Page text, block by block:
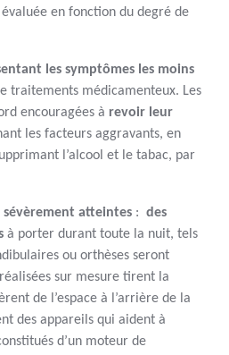
en fonction du degré de
les symptômes les moins
traitements médicamenteux. Les
encouragées à revoir leur
les facteurs aggravants, en
l’alcool et le tabac, par
sévèrement atteintes : des
à porter durant toute la nuit, tels
ou orthèses seront
sur mesure tirent la
de l’espace à l’arrière de la
des appareils qui aident à
d’un moteur de